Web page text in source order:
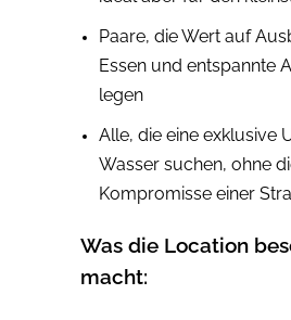
Paare, die Wert auf
Essen und entspannte
legen
Alle, die eine exklusive
Wasser suchen, ohne
Kompromisse einer
Was die Location
macht: